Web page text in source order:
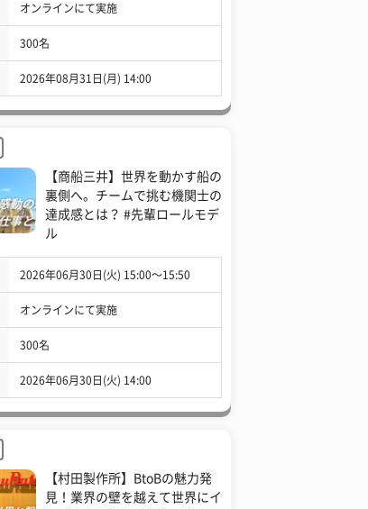
オンラインにて実施
300名
2026年08月31日(月) 14:00
【商船三井】世界を動かす船の
裏側へ。チームで挑む機関士の
達成感とは？ #先輩ロールモデ
ル
2026年06月30日(火) 15:00〜15:50
オンラインにて実施
300名
2026年06月30日(火) 14:00
【村田製作所】BtoBの魅力発
見！業界の壁を越えて世界にイ